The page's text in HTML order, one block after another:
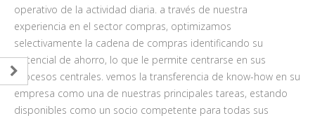
operativo de la actividad diaria. a través de nuestra
experiencia en el sector compras, optimizamos
selectivamente la cadena de compras identificando su
potencial de ahorro, lo que le permite centrarse en sus
procesos centrales. vemos la transferencia de know-how en su
empresa como una de nuestras principales tareas, estando
disponibles como un socio competente para todas sus